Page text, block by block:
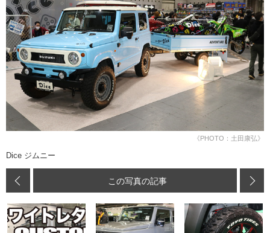
《PHOTO：土田康弘》
Dice ジムニー
この写真の記事